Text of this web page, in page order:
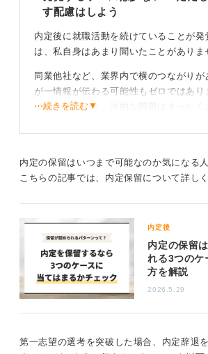
す配慮はしよう
内定後に就職活動を続けていることが
は、私自身はあまり聞いたことがありま
同業他社など、業界内で横のつながり
が一情報が伝わる可能性もゼロではあり
は低いでしょう。法的な問題はまったく
内定先の企業の近くにある会社や取引
避けるなど、物理的な遭遇リスクを減
0
⋯続きを読む▼
内定の保留はいつまで可能なのか気になる
こちらの記事では、内定保留について詳し
内定後
内定の保留
れる3つのケ
方を解説
2026.5.29
第一志望の選考を突破した場合、内定辞退